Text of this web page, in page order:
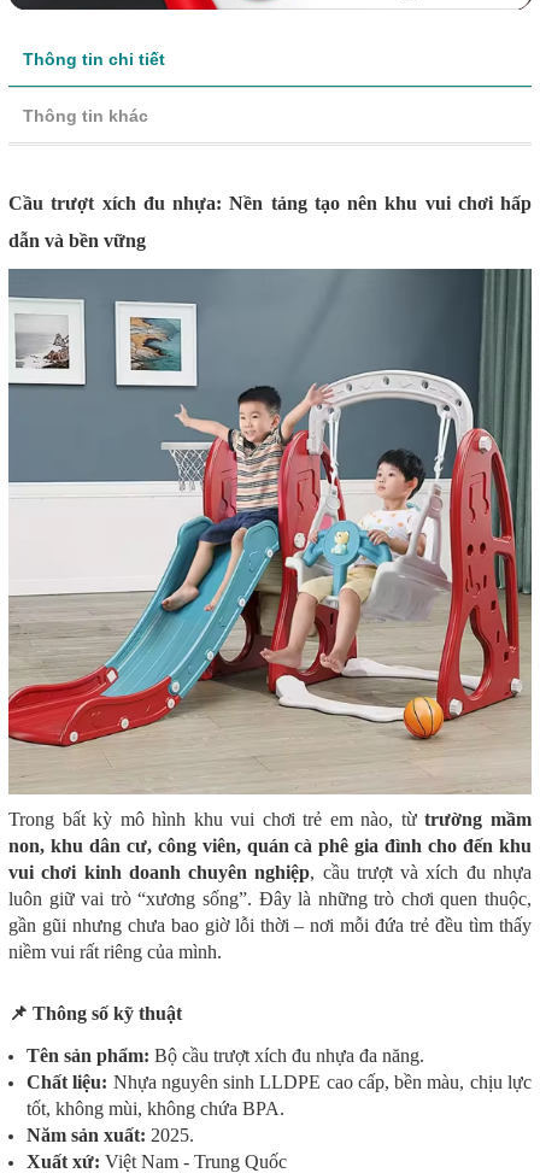
Thông tin chi tiết
Thông tin khác
Cầu trượt xích đu nhựa: Nền tảng tạo nên khu vui chơi hấp
dẫn và bền vững
Trong bất kỳ mô hình khu vui chơi trẻ em nào, từtrường mầm
non, khu dân cư, công viên, quán cà phê gia đình cho đến khu
vui chơi kinh doanh chuyên nghiệp, cầu trượt và xích đu nhựa
luôn giữ vai trò “xương sống”. Đây là những trò chơi quen thuộc,
gần gũi nhưng chưa bao giờ lỗi thời – nơi mỗi đứa trẻ đều tìm thấy
niềm vui rất riêng của mình.
📌 Thông số kỹ thuật
Tên sản phẩm: Bộ cầu trượt xích đu nhựa đa năng.
Chất liệu: Nhựa nguyên sinh LLDPE cao cấp, bền màu, chịu lực
tốt, không mùi, không chứa BPA.
Năm sản xuất: 2025.
Xuất xứ: Việt Nam - Trung Quốc